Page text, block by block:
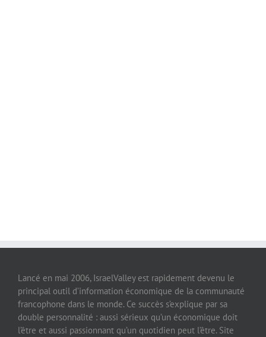
Lancé en mai 2006, IsraelValley est rapidement devenu le
principal outil d’information économique de la communauté
francophone dans le monde. Ce succès s’explique par sa
double personnalité : aussi sérieux qu’un économique doit
l’être et aussi passionnant qu’un quotidien peut l’être. Site